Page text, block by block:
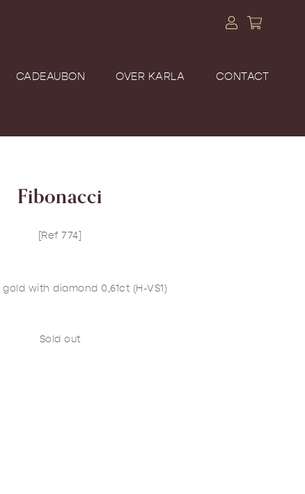
CADEAUBON OVER KARLA CONTACT
Fibonacci
[Ref 774]
with diamond 0,61ct (H-VS1)
Sold out